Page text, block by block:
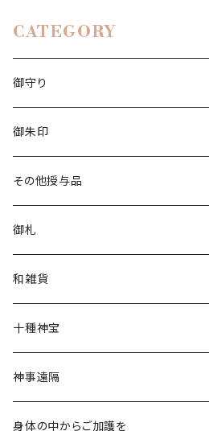
CATEGORY
御守り
白い茅の輪守り
立願成就守り
厄除守り
星守り
幸福守り
月神守り
特別奉製／限定授与
御朱印
香り御朱印
チャリティー
花神
限定
その他授与品
清め水
御札
金神封じ札
和雑貨
文香
干支縁起物
福うま
神社チャリティー
十種神宝
護符
神事遠隔
身体の中からご加護を